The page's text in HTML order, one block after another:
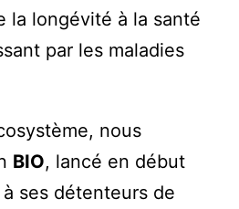
la longévité à la santé
par les maladies
nous
BIO, lancé en début
à ses détenteurs de